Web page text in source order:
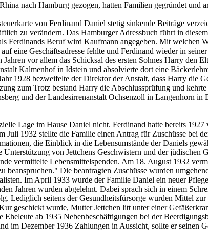
nach Hamburg gezogen, hatten Familien gegründet und
von Ferdinand Daniel stetig sinkende Beiträge
zu verändern. Das Hamburger Adressbuch führt in
Ferdinands Beruf wird Kaufmann angegeben. Mit welchen
eine Geschäftsadresse fehlte und Ferdinand wieder in
vor allem das Schicksal des ersten Sohnes Harry
Kalmenhof in Idstein und absolvierte dort eine
1928 bezweifelte der Direktor der Anstalt, dass Harry die
zum Trotz bestand Harry die Abschlussprüfung und
und der Landesirrenanstalt Ochsenzoll in Langenhorn
Lage im Hause Daniel nicht. Ferdinand hatte bereits
Juli 1932 stellte die Familie einen Antrag für Zuschüsse bei
die Einblick in die Lebensumstände der Daniels
von Jettchens Geschwistern und der jüdischen
vermittelte Lebensmittelspenden. Am 18. August 1932
beanspruchen." Die beantragten Zuschüsse wurden
Im April 1933 wurde der Familie Daniel ein neuer
Jahren wurden abgelehnt. Dabei sprach sich in einem
Lediglich seitens der Gesundheitsfürsorge wurden Mittel
geschickt wurde, Mutter Jettchen litt unter einer
ab 1935 Nebenbeschäftigungen bei der
im Dezember 1936 Zahlungen in Aussicht, sollte er